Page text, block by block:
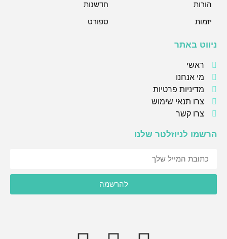
הורות
חדשנות
יזמות
ספורט
ניווט באתר
ראשי
מי אנחנו
מדיניות פרטיות
צרו תנאי שימוש
צרו קשר
הרשמו לניוזלטר שלנו
אני מסכימ/ה לקבל תוכן, דברי פרסומות או עדכונים מהחברה או
מצדדים שלישיים לדוא"ל, מסרונים או טלפון.
להרשמה